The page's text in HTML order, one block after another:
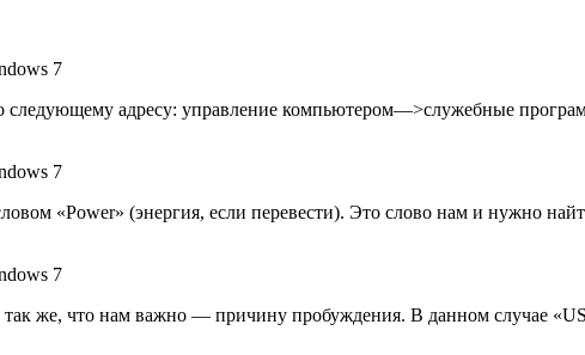
следующему адресу: управление компьютером—>служебные
«Power» (энергия, если перевести). Это слово нам и нужно
же, что нам важно — причину пробуждения. В данном случае